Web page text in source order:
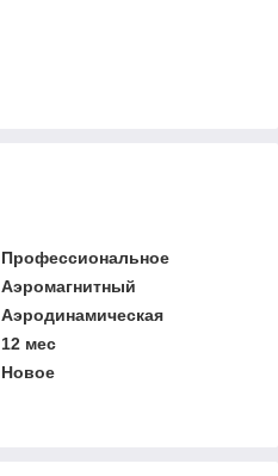
Профессиональное
Аэромагнитный
Аэродинамическая
12 мес
Новое